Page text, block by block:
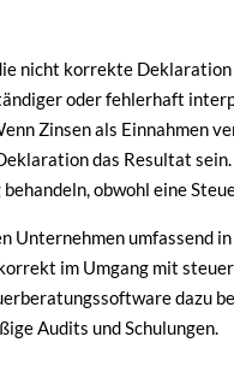
nicht korrekte
oder fehlerhaft
Zinsen als Einnahmen
das Resultat
obwohl eine
Unternehmen umfassend
im Umgang mit
dazu
Audits und Schulungen.